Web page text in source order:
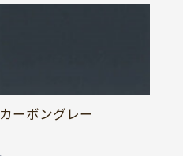
カーボングレー